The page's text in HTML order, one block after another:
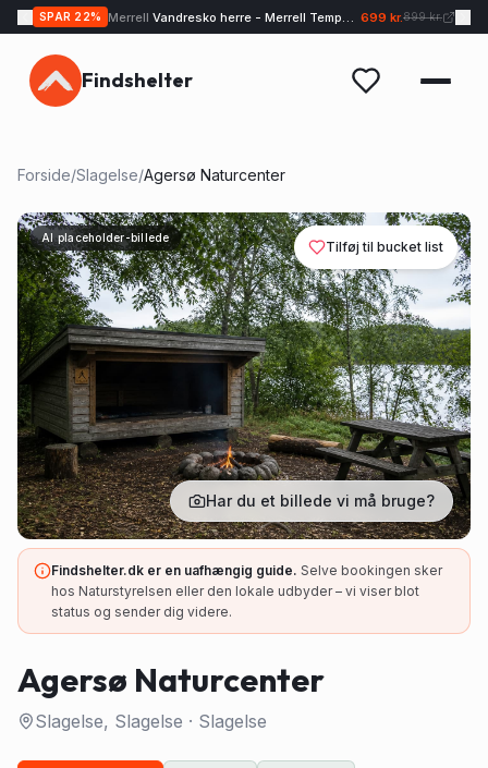
SPAR 22% Merrell Vandresko herre - Merrell Tempo EXP - Sand 699 kr.899 kr.
Findshelter
Forside/Slagelse/Agersø Naturcenter
AI placeholder-billede
Tilføj til bucket list
Har du et billede vi må bruge?
Findshelter.dk er en uafhængig guide. Selve bookingen sker
hos Naturstyrelsen eller den lokale udbyder – vi viser blot
status og sender dig videre.
Agersø Naturcenter
Slagelse, Slagelse · Slagelse